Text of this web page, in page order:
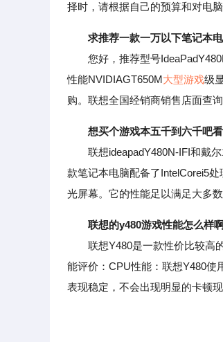
择时，请根据自己的预算和对电
求推荐一款一万以下笔记本
您好，推荐型号
性能NVIDIAGT650M大型游戏级
购。联想全国经销商销售店面查询
想买个游戏本五千到六千吧
联想ideapadY480N-IFI和戴尔
款笔记本电脑配备了IntelCorei5
光屏幕。它的性能足以满足大多数
联想的y480游戏性能怎么样
联想Y480是一款性价比较高的
能评价：CPU性能：联想Y480使
表现稳定，不会出现明显的卡顿现